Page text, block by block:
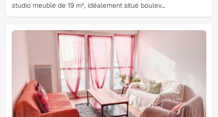
studio meublé de 19 m², idéalement situé boulev…